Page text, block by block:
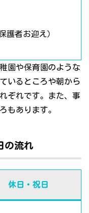
護者お迎え）
園や保育園のような
いるところや朝から
ぞれです。また、事
もあります。
の流れ
休日・祝日